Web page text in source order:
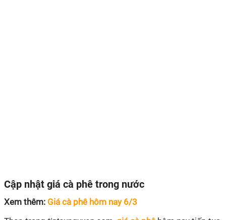
Cập nhật giá cà phê trong nước
Xem thêm: Giá cà phê hôm nay 6/3